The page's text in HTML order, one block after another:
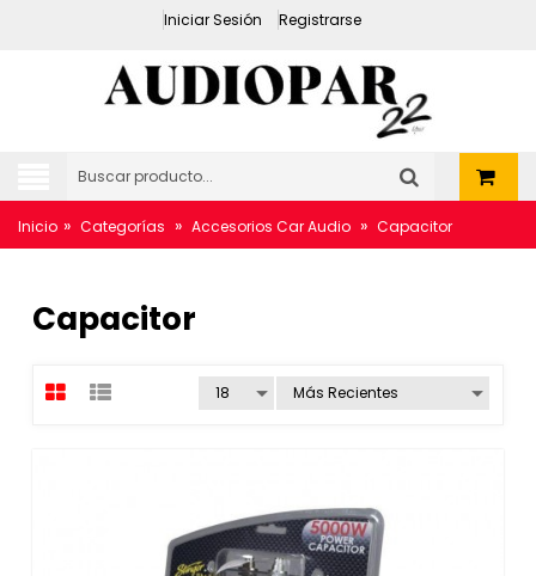
Iniciar Sesión Registrarse
Inicio » Categorías » Accesorios Car Audio » Capacitor
Capacitor